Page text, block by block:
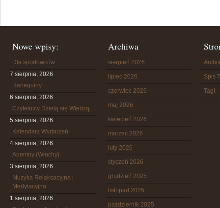
Nowe wpisy:
Dla sportowców
7 sierpnia, 2026
Harlequiny
6 sierpnia, 2026
Czytelnicy Dzielą się Wiedzą
5 sierpnia, 2026
Kalendarz Wydarzeń
4 sierpnia, 2026
Apeniny (Włochy)
3 sierpnia, 2026
Muzyka Relaksacyjna i
Medytacyjna
1 sierpnia, 2026
Archiwa
sierpień 2026
lipiec 2026
czerwiec 2026
maj 2026
kwiecień 2026
marzec 2026
luty 2026
styczeń 2026
grudzień 2025
listopad 2025
październik 2025
Spis
Tagi